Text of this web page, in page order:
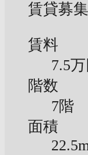
賃貸募
賃料
7.5万
階数
7階
面積